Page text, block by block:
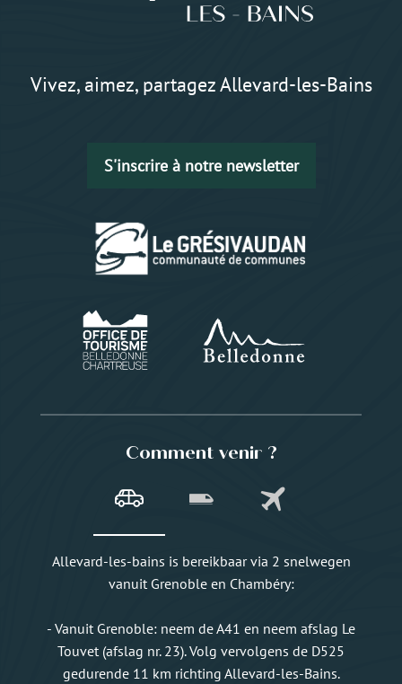
Vivez, aimez, partagez Allevard-les-Bains
S'inscrire à notre newsletter
Comment venir ?
Allevard-les-bains is bereikbaar via 2 snelwegen
vanuit Grenoble en Chambéry:
- Vanuit Grenoble: neem de A41 en neem afslag Le
Touvet (afslag nr. 23). Volg vervolgens de D525
gedurende 11 km richting Allevard-les-Bains.